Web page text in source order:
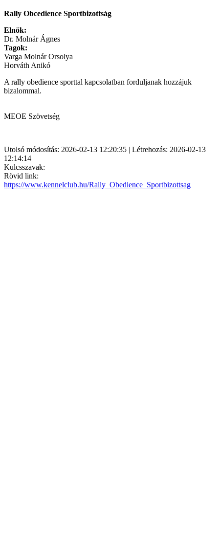
Rally Obcedience Sportbizottság
Elnök:
Dr. Molnár Ágnes
Tagok:
Varga Molnár Orsolya
Horváth Anikó
A rally obedience sporttal kapcsolatban forduljanak hozzájuk
bizalommal.
MEOE Szövetség
Utolsó módosítás: 2026-02-13 12:20:35 | Létrehozás: 2026-02-13
12:14:14
Kulcsszavak:
Rövid link:
https://www.kennelclub.hu/Rally_Obedience_Sportbizottsag